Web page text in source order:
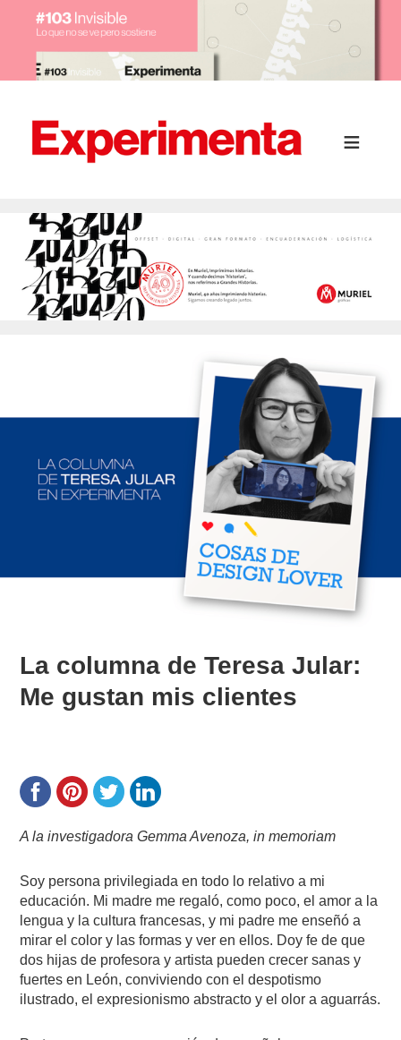
La columna de Teresa Jular:
Me gustan mis clientes
A la investigadora Gemma Avenoza, in memoriam
Soy persona privilegiada en todo lo relativo a mi
educación. Mi madre me regaló, como poco, el amor a la
lengua y la cultura francesas, y mi padre me enseñó a
mirar el color y las formas y ver en ellos. Doy fe de que
dos hijas de profesora y artista pueden crecer sanas y
fuertes en León, conviviendo con el despotismo
ilustrado, el expresionismo abstracto y el olor a aguarrás.